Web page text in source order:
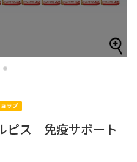
2
ピス 免疫サポート